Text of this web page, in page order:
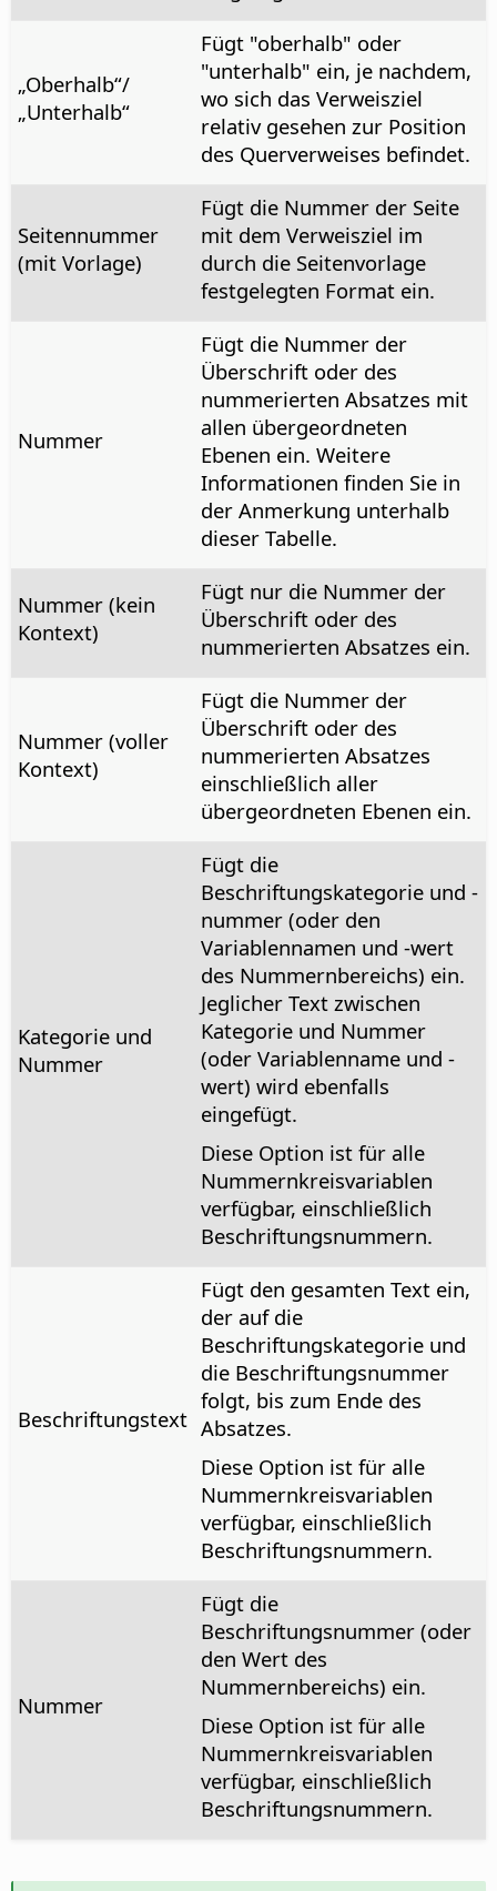
„Oberhalb“/
„Unterhalb“
Fügt "oberhalb" oder
"unterhalb" ein, je nachdem,
wo sich das Verweisziel
relativ gesehen zur Position
des Querverweises befindet.
Seitennummer
(mit Vorlage)
Fügt die Nummer der Seite
mit dem Verweisziel im
durch die Seitenvorlage
festgelegten Format ein.
Nummer
Fügt die Nummer der
Überschrift oder des
nummerierten Absatzes mit
allen übergeordneten
Ebenen ein. Weitere
Informationen finden Sie in
der Anmerkung unterhalb
dieser Tabelle.
Nummer (kein
Kontext)
Fügt nur die Nummer der
Überschrift oder des
nummerierten Absatzes ein.
Nummer (voller
Kontext)
Fügt die Nummer der
Überschrift oder des
nummerierten Absatzes
einschließlich aller
übergeordneten Ebenen ein.
Kategorie und
Nummer
Fügt die
Beschriftungskategorie und -
nummer (oder den
Variablennamen und -wert
des Nummernbereichs) ein.
Jeglicher Text zwischen
Kategorie und Nummer
(oder Variablenname und -
wert) wird ebenfalls
eingefügt.
Diese Option ist für alle
Nummernkreisvariablen
verfügbar, einschließlich
Beschriftungsnummern.
Beschriftungstext
Fügt den gesamten Text ein,
der auf die
Beschriftungskategorie und
die Beschriftungsnummer
folgt, bis zum Ende des
Absatzes.
Diese Option ist für alle
Nummernkreisvariablen
verfügbar, einschließlich
Beschriftungsnummern.
Nummer
Fügt die
Beschriftungsnummer (oder
den Wert des
Nummernbereichs) ein.
Diese Option ist für alle
Nummernkreisvariablen
verfügbar, einschließlich
Beschriftungsnummern.